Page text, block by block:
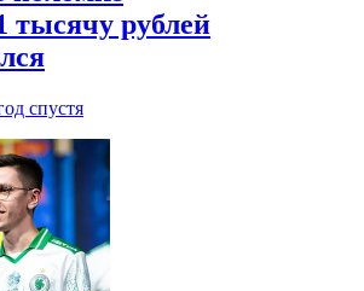
тысячу рублей
спустя